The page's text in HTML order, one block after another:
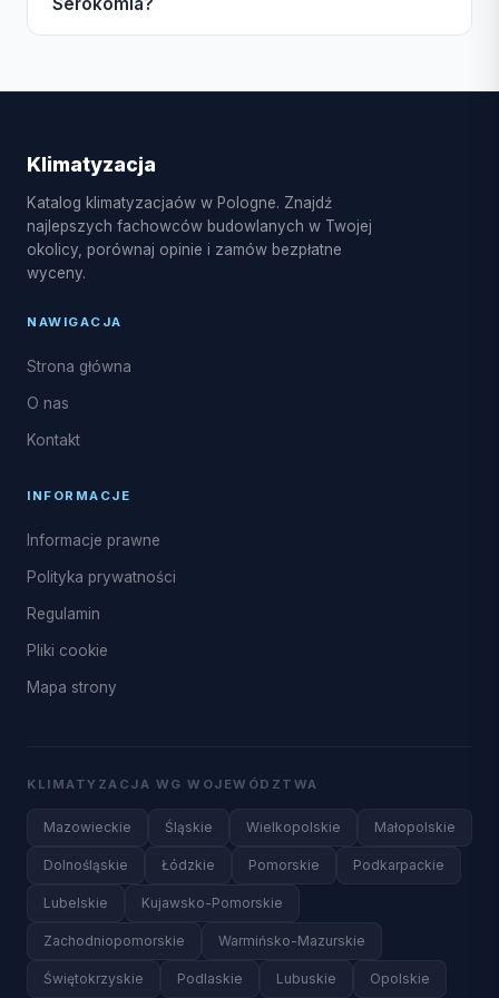
wyceny.
klimatyzacji split, multi-split, pompy ciepła
układu freonowego oraz uzupełnianie czynnika R32.
Klimatyzacja
Katalog klimatyzacjaów w Pologne. Znajdź
najlepszych fachowców budowlanych w Twojej
okolicy, porównaj opinie i zamów bezpłatne
wyceny.
NAWIGACJA
Strona główna
O nas
Kontakt
INFORMACJE
Informacje prawne
Polityka prywatności
Regulamin
Pliki cookie
Mapa strony
KLIMATYZACJA WG WOJEWÓDZTWA
Mazowieckie Śląskie Wielkopolskie Małopolskie
Dolnośląskie Łódzkie Pomorskie Podkarpackie
Lubelskie Kujawsko-Pomorskie
Zachodniopomorskie Warmińsko-Mazurskie
Świętokrzyskie Podlaskie Lubuskie Opolskie